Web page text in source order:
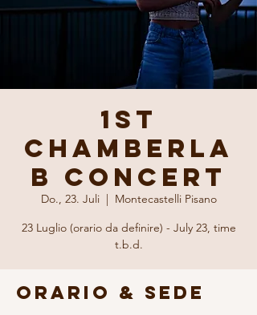
1st
Chamberla
b CONCERT
Do., 23. Juli
  |
Montecastelli Pisano
23 Luglio (orario da definire) - July 23, time
t.b.d.
Orario & Sede